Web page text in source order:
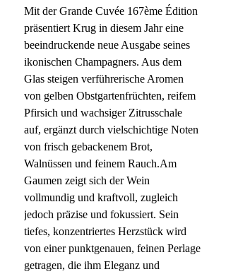
Mit der Grande Cuvée 167ème Édition
präsentiert Krug in diesem Jahr eine
beeindruckende neue Ausgabe seines
ikonischen Champagners. Aus dem
Glas steigen verführerische Aromen
von gelben Obstgartenfrüchten, reifem
Pfirsich und wachsiger Zitrusschale
auf, ergänzt durch vielschichtige Noten
von frisch gebackenem Brot,
Walnüssen und feinem Rauch.Am
Gaumen zeigt sich der Wein
vollmundig und kraftvoll, zugleich
jedoch präzise und fokussiert. Sein
tiefes, konzentriertes Herzstück wird
von einer punktgenauen, feinen Perlage
getragen, die ihm Eleganz und